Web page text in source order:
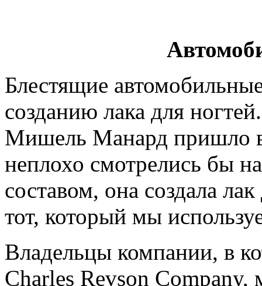
Блестящие
созданию лака для
Мишель Манард пришло в
неплохо смотрелись бы
составом, она создала
тот, который мы
Владельцы компании, в
Charles Revson Company,